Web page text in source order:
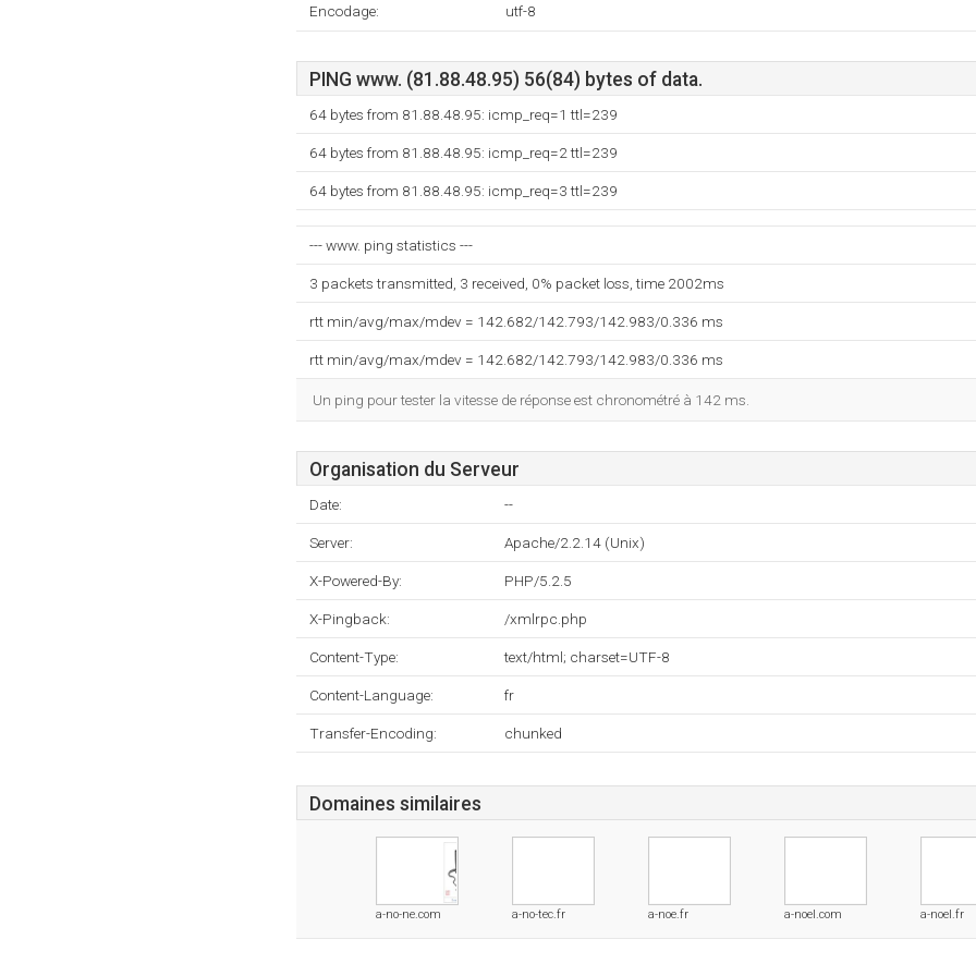
Encodage: utf-8
PING www. (81.88.48.95) 56(84) bytes of data.
64 bytes from 81.88.48.95: icmp_req=1 ttl=239
64 bytes from 81.88.48.95: icmp_req=2 ttl=239
64 bytes from 81.88.48.95: icmp_req=3 ttl=239
--- www. ping statistics ---
3 packets transmitted, 3 received, 0% packet loss, time 2002ms
rtt min/avg/max/mdev = 142.682/142.793/142.983/0.336 ms
rtt min/avg/max/mdev = 142.682/142.793/142.983/0.336 ms
Un ping pour tester la vitesse de réponse est chronométré à 142 ms.
Organisation du Serveur
Date: --
Server: Apache/2.2.14 (Unix)
X-Powered-By: PHP/5.2.5
X-Pingback: /xmlrpc.php
Content-Type: text/html; charset=UTF-8
Content-Language: fr
Transfer-Encoding: chunked
Domaines similaires
a-no-ne.com a-no-tec.fr a-noe.fr a-noel.com a-noel.fr